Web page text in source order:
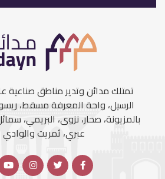
تمتلك مدائن وتدير مناطق صناعية
الرسيل، واحة المعرفة مسقط،
بالمزيونة، صحار، نزوى، البريمي،
عبري، ثمريت والوادي